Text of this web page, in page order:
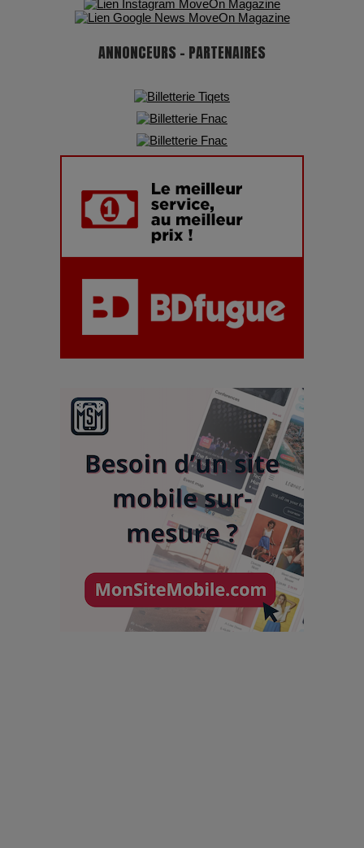
montagnes, une fête à ne pas manquer
ANNONCEURS - PARTENAIRES